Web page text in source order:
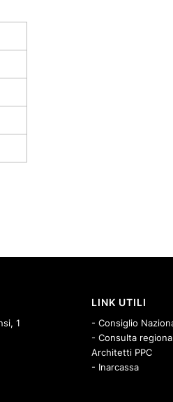
1
LINK UTILI
- Consiglio
- Consulta
Architetti PPC
- Inarcassa